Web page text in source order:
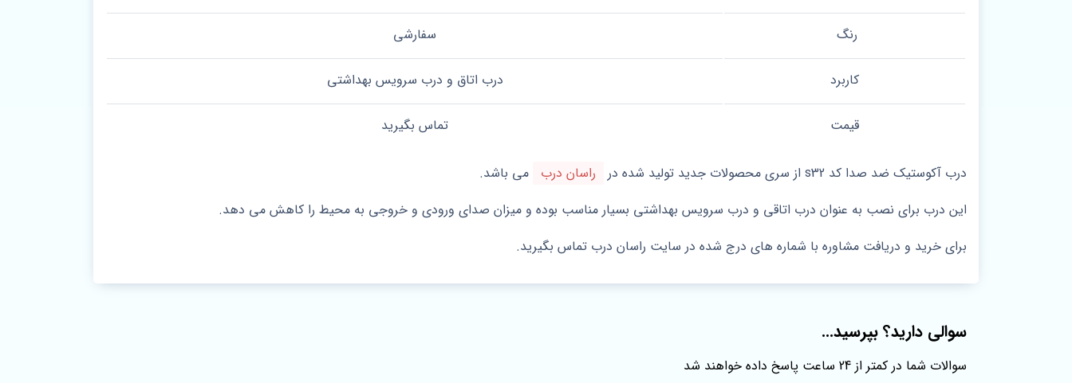
رنگ سفارشی
کاربرد درب اتاق و درب سرویس بهداشتی
قیمت تماس بگیرید
درب آکوستیک ضد صدا کد s32 از سری محصولات جدید تولید شده در راسان درب
می باشد.
این درب برای نصب به عنوان درب اتاقی و درب سرویس بهداشتی بسیار مناسب بوده و میزان صدای ورودی و خروجی به محیط را کاهش می دهد.
برای خرید و دریافت مشاوره با شماره های درج شده در سایت راسان درب تماس بگیرید.
سوالی دارید؟ بپرسید...
سوالات شما در کمتر از 24 ساعت پاسخ داده خواهند شد